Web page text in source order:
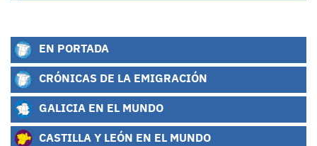
EN PORTADA
CRÓNICAS DE LA EMIGRACIÓN
GALICIA EN EL MUNDO
CASTILLA Y LEÓN EN EL MUNDO